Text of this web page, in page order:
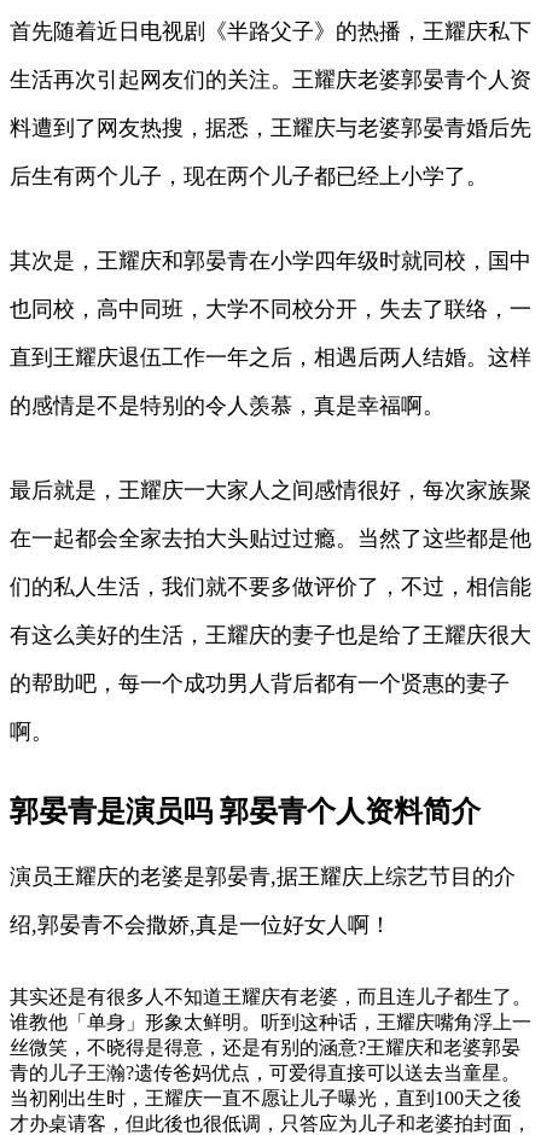
首先随着近日电视剧《半路父子》的热播，王耀庆私下
生活再次引起网友们的关注。王耀庆老婆郭晏青个人资
料遭到了网友热搜，据悉，王耀庆与老婆郭晏青婚后先
后生有两个儿子，现在两个儿子都已经上小学了。
其次是，王耀庆和郭晏青在小学四年级时就同校，国中
也同校，高中同班，大学不同校分开，失去了联络，一
直到王耀庆退伍工作一年之后，相遇后两人结婚。这样
的感情是不是特别的令人羡慕，真是幸福啊。
最后就是，王耀庆一大家人之间感情很好，每次家族聚
在一起都会全家去拍大头贴过过瘾。当然了这些都是他
们的私人生活，我们就不要多做评价了，不过，相信能
有这么美好的生活，王耀庆的妻子也是给了王耀庆很大
的帮助吧，每一个成功男人背后都有一个贤惠的妻子
啊。
郭晏青是演员吗 郭晏青个人资料简介
演员王耀庆的老婆是郭晏青,据王耀庆上综艺节目的介
绍,郭晏青不会撒娇,真是一位好女人啊！
其实还是有很多人不知道王耀庆有老婆，而且连儿子都生了。
谁教他「单身」形象太鲜明。听到这种话，王耀庆嘴角浮上一
丝微笑，不晓得是得意，还是有别的涵意?王耀庆和老婆郭晏
青的儿子王瀚?遗传爸妈优点，可爱得直接可以送去当童星。
当初刚出生时，王耀庆一直不愿让儿子曝光，直到100天之後
才办桌请客，但此後也很低调，只答应为儿子和老婆拍封面，